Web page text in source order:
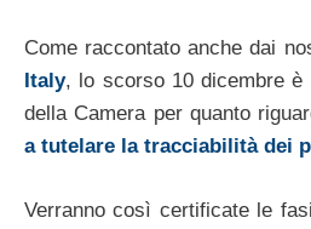
Come raccontato anche dai
Italy, lo scorso 10 dicembre è
della Camera per quanto
a tutelare la tracciabilità dei
Verranno così certificate le